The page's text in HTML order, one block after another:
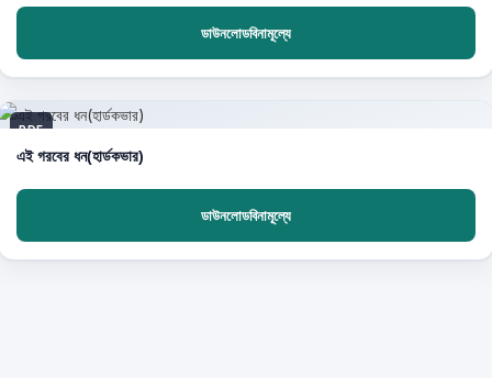
ডাউনলোডবিনামূল্যে
PDF
এই গরবের ধন(হার্ডকভার)
ডাউনলোডবিনামূল্যে